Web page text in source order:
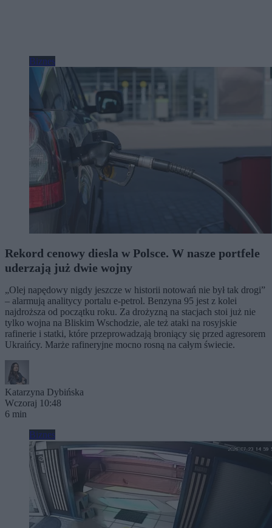
Biznes
Rekord cenowy diesla w Polsce. W nasze portfele
uderzają już dwie wojny
„Olej napędowy nigdy jeszcze w historii notowań nie był tak drogi”
– alarmują analitycy portalu e-petrol. Benzyna 95 jest z kolei
najdroższa od początku roku. Za drożyzną na stacjach stoi już nie
tylko wojna na Bliskim Wschodzie, ale też ataki na rosyjskie
rafinerie i statki, które przeprowadzają broniący się przed agresorem
Ukraińcy. Marże rafineryjne mocno rosną na całym świecie.
Katarzyna Dybińska
Wczoraj 10:48
6 min
Biznes